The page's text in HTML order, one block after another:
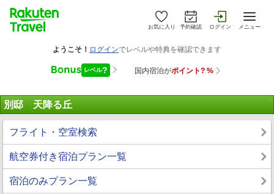
お気に入り 予約確認 ログイン メニュー
別邸 天降る丘
フライト・空室検索
航空券付き宿泊プラン一覧
宿泊のみプラン一覧